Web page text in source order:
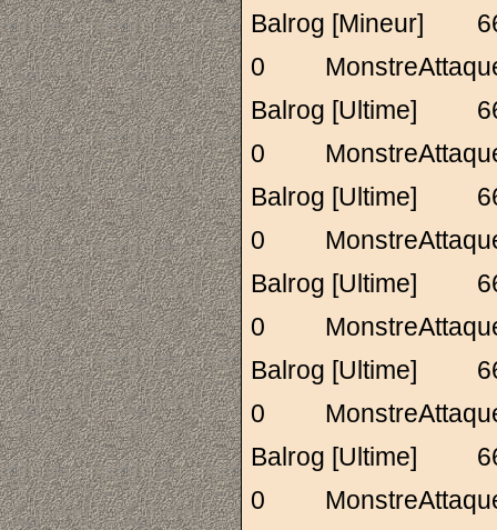
Balrog [Mineur]
0
Balrog [Ultime]
0
Balrog [Ultime]
0
Balrog [Ultime]
0
Balrog [Ultime]
0
Balrog [Ultime]
0